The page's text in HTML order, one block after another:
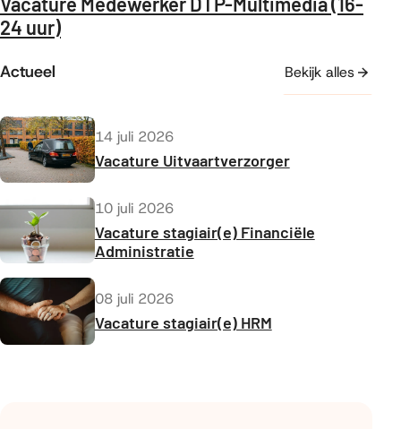
24 uur)
Actueel Bekijk alles
Vacature Uitvaartverzorger
Gepubliceerd op
14 juli 2026
Vacature stagiair(e) Financiële
Administratie
Gepubliceerd op
10 juli 2026
Vacature stagiair(e) HRM
Gepubliceerd op
08 juli 2026